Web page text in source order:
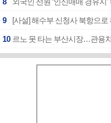
8 외국인 선원 ‘인신매매 경유
9 [사설] 해수부 신청사 북항으
10 르노 못 타는 부산시장…관용